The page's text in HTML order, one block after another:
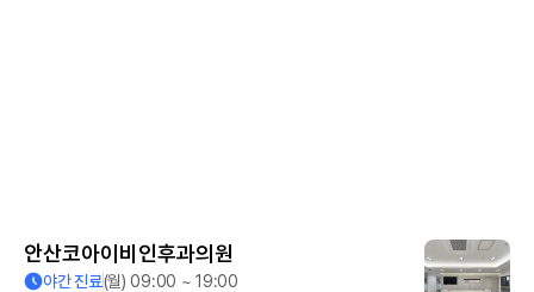
안산코아이비인후과의원
야간 진료(월) 09:00 ~ 19:00